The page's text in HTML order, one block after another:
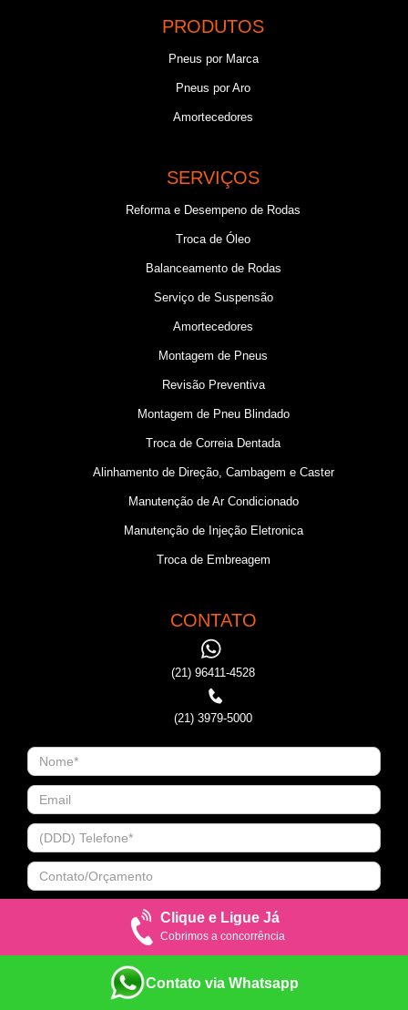
PRODUTOS
Pneus por Marca
Pneus por Aro
Amortecedores
SERVIÇOS
Reforma e Desempeno de Rodas
Troca de Óleo
Balanceamento de Rodas
Serviço de Suspensão
Amortecedores
Montagem de Pneus
Revisão Preventiva
Montagem de Pneu Blindado
Troca de Correia Dentada
Alinhamento de Direção, Cambagem e Caster
Manutenção de Ar Condicionado
Manutenção de Injeção Eletronica
Troca de Embreagem
CONTATO
(21) 96411-4528
(21) 3979-5000
Clique e Ligue Já
Cobrimos a concorrência
Contato via Whatsapp